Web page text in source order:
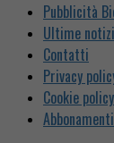
Pubblicità
Ultime
Contatti
Privacy
Cookie policy
Abbonamenti